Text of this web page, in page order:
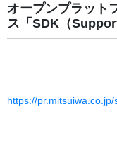
オープンプラット
ス「SDK（
https://